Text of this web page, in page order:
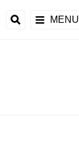
MENU